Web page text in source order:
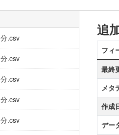
.csv
.csv
.csv
.csv
.csv
追
フィ
最終
メタ
作成
デー